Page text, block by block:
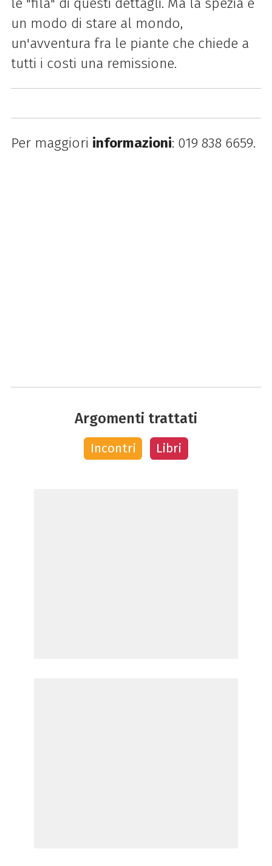
un modo di stare al mondo,
un'avventura fra le piante che chiede a
tutti i costi una remissione.
Per maggiori informazioni: 019 838 6659.
Argomenti trattati
Incontri Libri